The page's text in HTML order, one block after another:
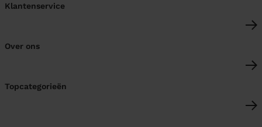
Klantenservice
Over ons
Topcategorieën